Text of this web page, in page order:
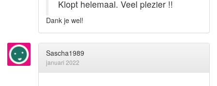
Klopt helemaal. Veel plezier !!
Dank je wel!
Sascha1989
januari 2022